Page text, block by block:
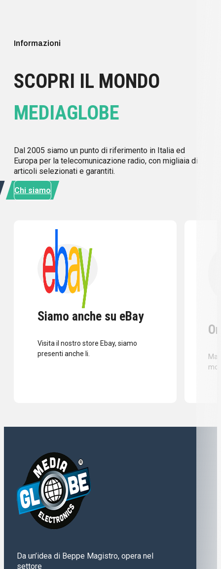
Informazioni
SCOPRI IL MONDO
MEDIAGLOBE
Dal 2005 siamo un punto di riferimento in Italia ed
Europa per la telecomunicazione radio, con migliaia di
articoli selezionati e garantiti.
Chi siamo
Siamo anche su eBay
Visita il nostro store Ebay, siamo
presenti anche li.
Da un’idea di Beppe Magistro, opera nel
settore